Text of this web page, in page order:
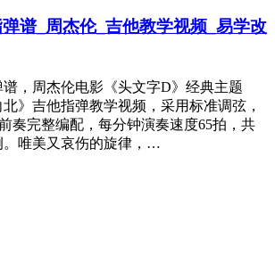
谱_周杰伦_吉他教学视频_易学改
，周杰伦电影《头文字D》经典主题
》吉他指弹教学视频，采用标准调弦，
奏完整编配，每分钟演奏速度65拍，共
。唯美又哀伤的旋律，…